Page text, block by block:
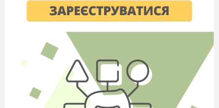
РОЗДІЛ 4. Позакласна діяльність
Програма факультативів.
Перелік творчих робіт учнів.
Список проведених позакласних заходів з із
фотографіями.
Сценарії вечорів, КВН, конкурсів.
Переможці олімпіад, конкурсів, змагань,
інтелектуальних марафонів (за три роки).